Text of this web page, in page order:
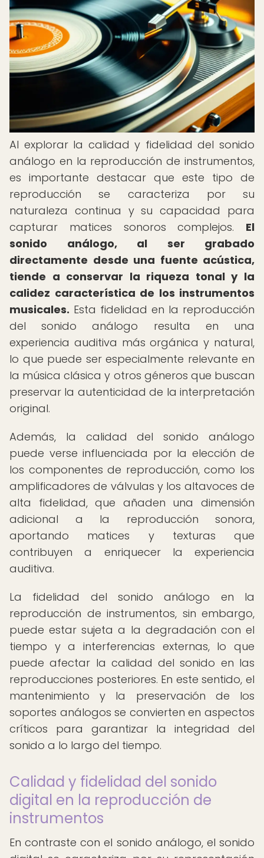
Al explorar la calidad y fidelidad del sonido
análogo en la reproducción de instrumentos,
es importante destacar que este tipo de
reproducción se caracteriza por su
naturaleza continua y su capacidad para
capturar matices sonoros complejos. El
sonido análogo, al ser grabado
directamente desde una fuente acústica,
tiende a conservar la riqueza tonal y la
calidez característica de los instrumentos
musicales. Esta fidelidad en la reproducción
del sonido análogo resulta en una
experiencia auditiva más orgánica y natural,
lo que puede ser especialmente relevante en
la música clásica y otros géneros que buscan
preservar la autenticidad de la interpretación
original.
Además, la calidad del sonido análogo
puede verse influenciada por la elección de
los componentes de reproducción, como los
amplificadores de válvulas y los altavoces de
alta fidelidad, que añaden una dimensión
adicional a la reproducción sonora,
aportando matices y texturas que
contribuyen a enriquecer la experiencia
auditiva.
La fidelidad del sonido análogo en la
reproducción de instrumentos, sin embargo,
puede estar sujeta a la degradación con el
tiempo y a interferencias externas, lo que
puede afectar la calidad del sonido en las
reproducciones posteriores. En este sentido, el
mantenimiento y la preservación de los
soportes análogos se convierten en aspectos
críticos para garantizar la integridad del
sonido a lo largo del tiempo.
Calidad y fidelidad del sonido
digital en la reproducción de
instrumentos
En contraste con el sonido análogo, el sonido